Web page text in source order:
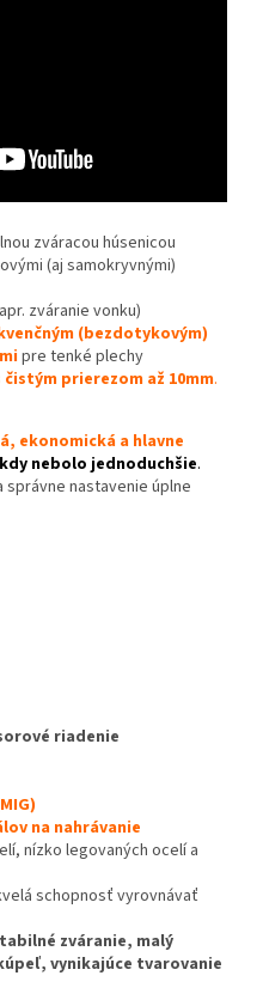
zváracou húsenicou
(aj samokryvnými)
zváranie vonku)
(bezdotykovým)
pre tenké plechy
čistým prierezom až 10mm.
ekonomická a hlavne
nebolo jednoduchšie.
správne nastavenie úplne
riadenie
na nahrávanie
nízko legovaných ocelí a
schopnosť vyrovnávať
zváranie, malý
vynikajúce tvarovanie